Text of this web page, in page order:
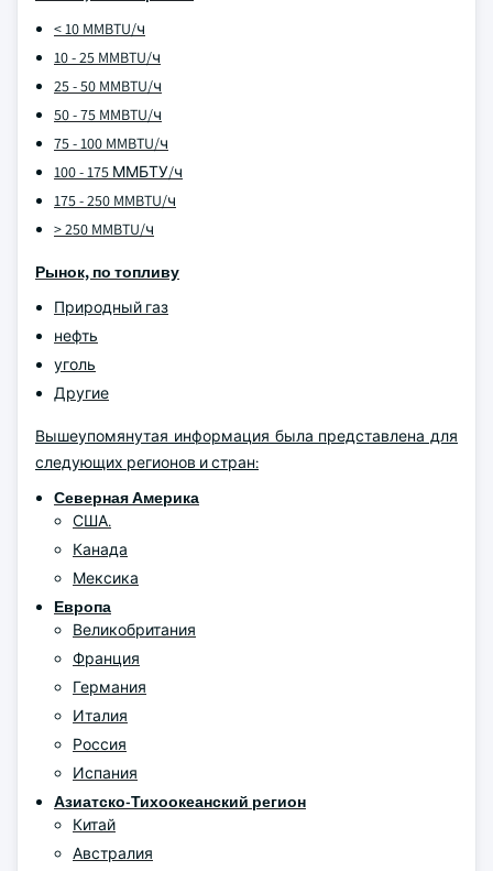
< 10 MMBTU/ч
10 - 25 MMBTU/ч
25 - 50 MMBTU/ч
50 - 75 MMBTU/ч
75 - 100 MMBTU/ч
100 - 175 ММБТУ/ч
175 - 250 MMBTU/ч
> 250 MMBTU/ч
Рынок, по топливу
Природный газ
нефть
уголь
Другие
Вышеупомянутая информация была представлена для
следующих регионов и стран:
Северная Америка
США.
Канада
Мексика
Европа
Великобритания
Франция
Германия
Италия
Россия
Испания
Азиатско-Тихоокеанский регион
Китай
Австралия